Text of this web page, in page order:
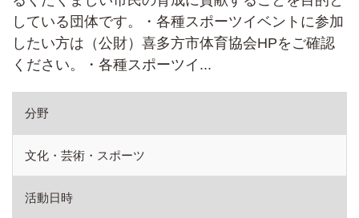
している団体です。・各種スポーツイベントに参加
したい方は（公財）喜多方市体育協会HPをご確認
ください。・各種スポーツイ...
分野
文化・芸術・スポーツ
活動日時